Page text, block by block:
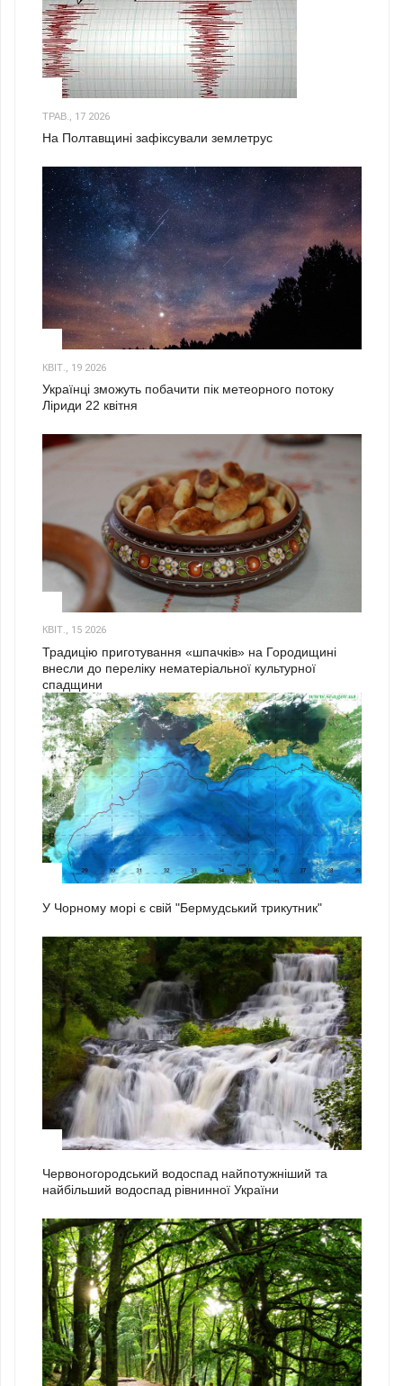
ТРАВ., 17 2026
На Полтавщині зафіксували землетрус
КВІТ., 19 2026
Українці зможуть побачити пік метеорного потоку
Ліриди 22 квітня
КВІТ., 15 2026
Традицію приготування «шпачків» на Городищині
внесли до переліку нематеріальної культурної
спадщини
У Чорному морі є свій "Бермудський трикутник"
Червоногородський водоспад найпотужніший та
найбільший водоспад рівнинної України